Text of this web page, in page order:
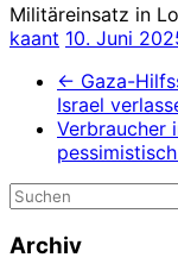
Militäreinsatz in
kaant 10. Juni
← Gaza-
Israel
Verbraucher
pessimistisch
Archiv